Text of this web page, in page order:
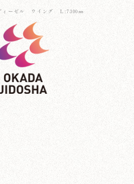
ィーゼル ウイング L:7300㎜